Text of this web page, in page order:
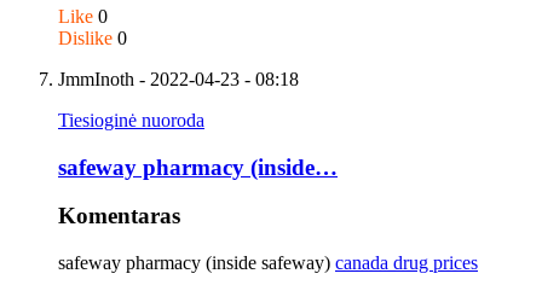
Like 0
Dislike 0
JmmInoth - 2022-04-23 - 08:18
Tiesioginė nuoroda
safeway pharmacy (inside…
Komentaras
safeway pharmacy (inside safeway) canada drug prices